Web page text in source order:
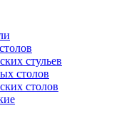
стульев
столов
столов